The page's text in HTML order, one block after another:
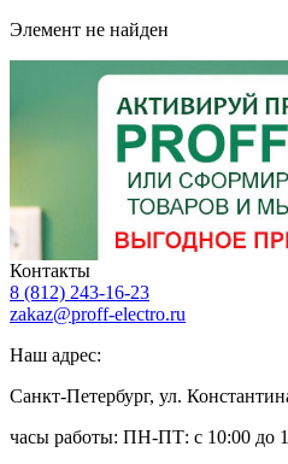
Элемент не найден
Контакты
8 (812) 243-16-23
zakaz@proff-electro.ru
Наш адрес:
Санкт-Петербург, ул.
часы работы: ПН-ПТ: c 10:00 до